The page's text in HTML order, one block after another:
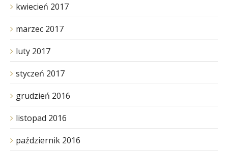
kwiecień 2017
marzec 2017
luty 2017
styczeń 2017
grudzień 2016
listopad 2016
październik 2016